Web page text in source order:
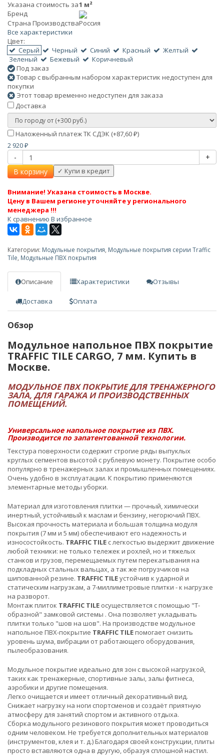
Указана стоимость за1 м²
Бренд
Страна ПроизводстваРоссия
Все характеристики
Цвет:
Серый
Черный Синий Красный
Желтый
Зеленый
Бежевый
Коричневый
Под заказ
Товар с выбранным набором характеристик недоступен для
покупки
Этот товар временно недоступен для заказа
Доставка
Наложенный платеж ТК СДЭК (+87,60 ₽)
2 920 ₽
-
+
В корзину
Внимание! Указана стоимость в Москве.
Цену в Вашем регионе уточняйте у регионального
менеджера !!!
К сравнению В избранное
Категории: Модульные покрытия Модульные покрытия серии Traffic
Tile Модульные ПВХ покрытия
Описание Характеристики Отзывы
Доставка Оплата
Обзор
Модульное напольное ПВХ покрытие
TRAFFIC TILE CARGO, 7 мм. Купить в
Москве.
МОДУЛЬНОЕ ПВХ ПОКРЫТИЕ ДЛЯ ТРЕНАЖЕРНОГО
ЗАЛА, ДЛЯ ГАРАЖА И ПРОИЗВОДСТВЕННЫХ
ПОМЕЩЕНИЙ.
Универсальное напольное покрытие из ПВХ.
Производится по запатентованной технологии.
Текстура поверхности содержит строгие ряды выпуклых
круглых сегментов высотой с рублевую монету. Покрытие особо
популярно в тренажерных залах и промышленных помещениях.
Очень удобно в эксплуатации. К покрытию применяются
элементарные методы уборки.
Материал для изготовления плитки — прочный, химически
инертный, устойчивый к маслам и бензину, негорючий ПВХ.
Высокая прочность материала и большая толщина модуля
покрытия (7 мм и 5 мм) обеспечивают его надежность и
износостойкость. TRAFFIC TILE с легкостью выдержит движение
любой техники: не только тележек и рохлей, но и тяжелых
станков и грузов, перемещаемых путем перекатывания на
подкладных стальных вальцах, а так же погрузчиков на
шипованной резине. TRAFFIC TILEустойчив к ударной и
статическим нагрузкам, а 7-миллиметровые плитки - к нагрузке
на разворот.
Монтаж плиток TRAFFIC TILE осуществляется с помощью "Т-
образной" замковой системы . Она позволяет укладывать
плитки только "шов на шов". На производстве модульное
напольное ПВХ-покрытие TRAFFIC TILEпомогает снизить
уровень шума, вибрации от работающего оборудования,
пылеобразования.
Модульное покрытие идеально для зон с высокой нагрузкой,
таких как тренажерные, спортивные залы, залы фитнеса,
аэробики и другие помещения.
Легко очищается и имеет отличный декоративный вид.
Снижает нагрузку на ноги спортсменов и создаёт приятную
атмосферу для занятий спортом и активного отдыха.
Сборка модульного резинового покрытия может проводиться
одним человеком. Не требуется дополнительных материалов
(инструментов, клея и т. д.) Благодаря своей конструкции, плиты
просто вставляются одна в другую, образуя сплошной настил.